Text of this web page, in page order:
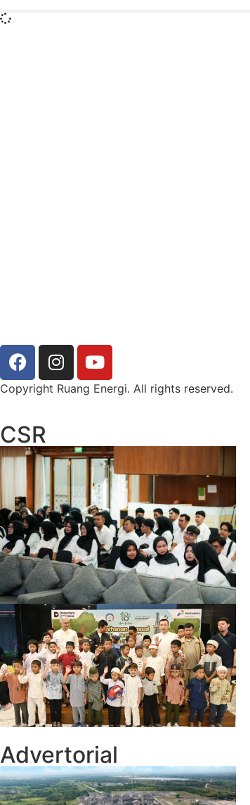
Copyright Ruang Energi. All rights reserved.
CSR
Advertorial